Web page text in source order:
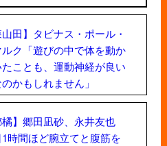
山田】タビナス・ポール・
ルク「遊びの中で体を動か
たことも、運動神経が良い
かもしれません」
橘】郷田凪砂、永井友也
1時間ほど腕立てと腹筋を